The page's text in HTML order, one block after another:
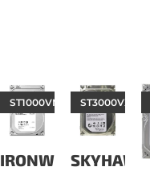
IRONWOLF
ST1000VN002
SKYHAWK
ST3000VX000